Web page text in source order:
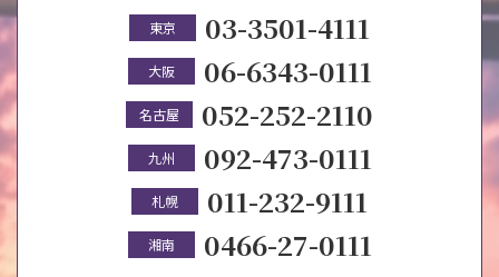
東京 03-3501-4111
大阪 06-6343-0111
名古屋 052-252-2110
九州 092-473-0111
札幌 011-232-9111
湘南 0466-27-0111